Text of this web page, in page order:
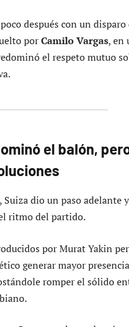
después con un disparo
porCamilo Vargas, en
el respeto mutuo
el balón,
Suiza dio un paso adelante
ritmo del partido.
por Murat Yakin
generar mayor
romper el sólido